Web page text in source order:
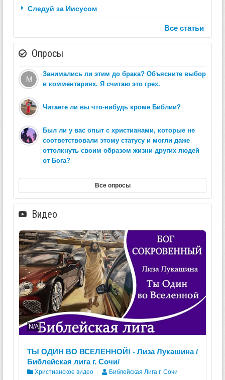
Следуй за Иисусом
Все статьи
Опросы
Занимались ли этим до брака? Объясните выбор
в комментариях. Я считаю это грех.
Читаете ли вы что-нибудь кроме Библии?
Был ли у вас опыт с христианами, которые не
соответствовали этому статусу и могли даже
оттолкнуть своим образом жизни других людей
от Бога?
Все опросы
Видео
N/A
ТЫ ОДИН ВО ВСЕЛЕННОЙ! - Лиза Лукашина /
Библейская лига г. Сочи/
Христианское видео Библейская Лига г. Сочи